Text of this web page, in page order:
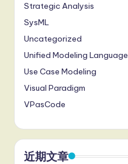
Strategic Analysis
SysML
Uncategorized
Unified Modeling Language
Use Case Modeling
Visual Paradigm
VPasCode
近期文章